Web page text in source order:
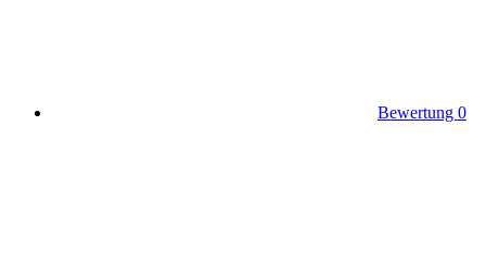
Bewertung 0